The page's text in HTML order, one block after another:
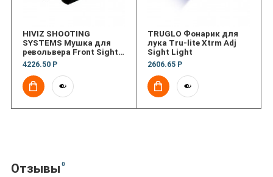
HIVIZ SHOOTING
SYSTEMS Мушка для
револьвера Front Sight
for S&W Revolver with DX
style Interchangeable
Sight
4226.50 Р
TRUGLO Фонарик для
лука Tru-lite Xtrm Adj
Sight Light
2606.65 Р
Отзывы 0